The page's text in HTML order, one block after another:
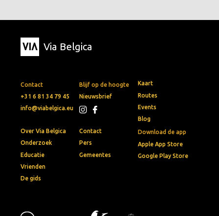
Via Belgica
Contact
+31 6 81 34 79 45
info@viabelgica.eu
Blijf op de hoogte
Nieuwsbrief
Download de app
Apple App Store
Google Play Store
Kaart
Routes
Events
Blog
Over Via Belgica
Onderzoek
Educatie
Vrienden
De gids
Contact
Pers
Gemeentes